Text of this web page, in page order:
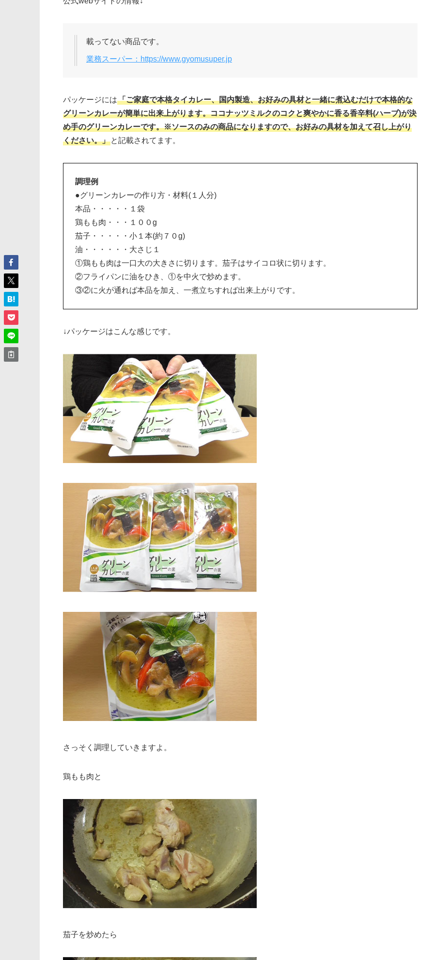
載ってない商品です。
業務スーパー：https://www.gyomusuper.jp
パッケージには「ご家庭で本格タイカレー、国内製造、お好みの具材と一緒に煮込むだけで本格的な
グリーンカレーが簡単に出来上がります。ココナッツミルクのコクと爽やかに香る香辛料(ハーブ)が決
め手のグリーンカレーです。※ソースのみの商品になりますので、お好みの具材を加えて召し上がり
ください。」 と記載されてます。
調理例
●グリーンカレーの作り方・材料(１人分)
本品・・・・・１袋
鶏もも肉・・・１００g
茄子・・・・・小１本(約７０g)
油・・・・・・大さじ１
①鶏もも肉は一口大の大きさに切ります。茄子はサイコロ状に切ります。
②フライパンに油をひき、①を中火で炒めます。
③②に火が通れば本品を加え、一煮立ちすれば出来上がりです。
↓パッケージはこんな感じです。
さっそく調理していきますよ。
鶏もも肉と
茄子を炒めたら